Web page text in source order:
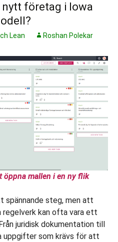
företag i Iowa
Lean Roshan Polekar
öppna mallen i en ny flik
steg, men att
regelverk kan ofta vara ett
juridisk dokumentation till
uppgifter som krävs för att